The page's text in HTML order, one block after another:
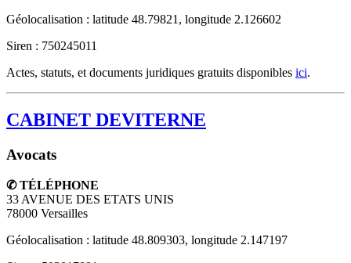
Géolocalisation : latitude 48.79821, longitude 2.126602
Siren : 750245011
Actes, statuts, et documents juridiques gratuits disponibles ici.
CABINET DEVITERNE
Avocats
✆ TÉLÉPHONE
33 AVENUE DES ETATS UNIS
78000 Versailles
Géolocalisation : latitude 48.809303, longitude 2.147197